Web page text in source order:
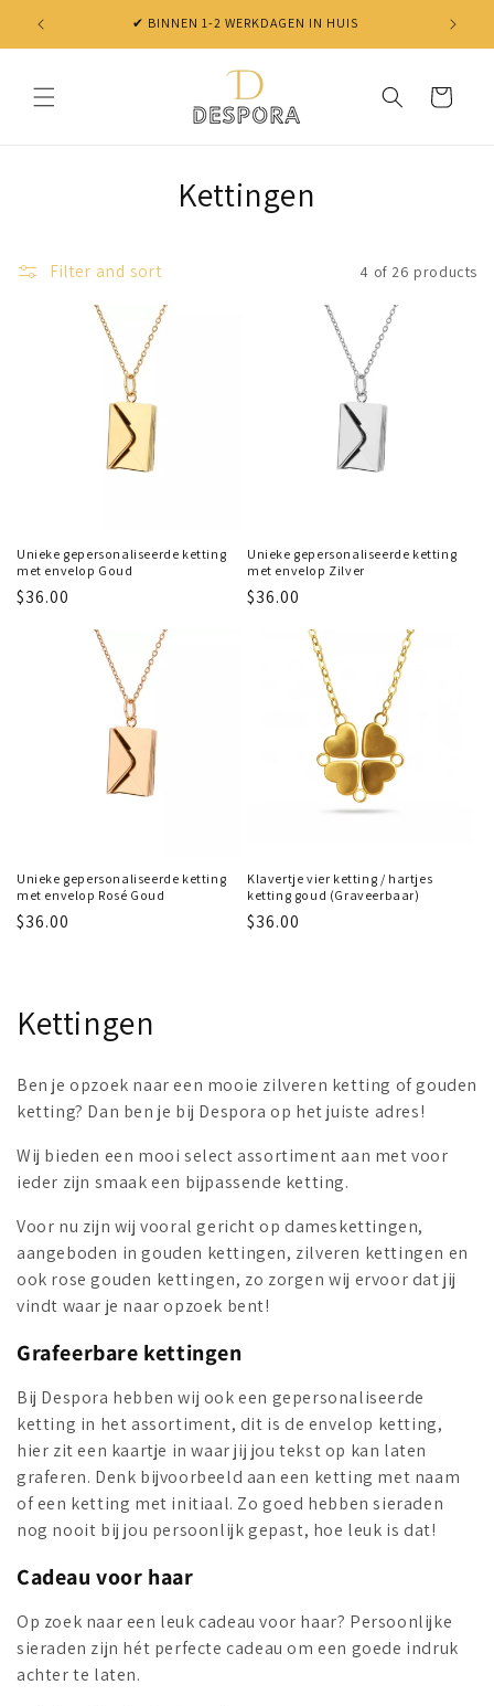
Skip to
content
✔ BINNEN 1-2 WERKDAGEN IN HUIS
Cart
Kettingen
Filter and sort 4 of 26 products
Unieke gepersonaliseerde ketting
met envelop Goud
Regular
$36.00
Unieke gepersonaliseerde ketting
met envelop Zilver
Regular
$36.00
Unieke gepersonaliseerde ketting
met envelop Rosé Goud
Regular
$36.00
Klavertje vier ketting / hartjes
ketting goud (Graveerbaar)
Regular
$36.00
C
l
l
e
c
t
i
o
n
:
Kettingen
Ben je opzoek naar een mooie zilveren ketting of gouden
ketting? Dan ben je bij Despora op het juiste adres!
Wij bieden een mooi select assortiment aan met voor
ieder zijn smaak een bijpassende ketting.
Voor nu zijn wij vooral gericht op dameskettingen,
aangeboden in gouden kettingen, zilveren kettingen en
ook rose gouden kettingen, zo zorgen wij ervoor dat jij
vindt waar je naar opzoek bent!
Grafeerbare kettingen
Bij Despora hebben wij ook een gepersonaliseerde
ketting in het assortiment, dit is de envelop ketting,
hier zit een kaartje in waar jij jou tekst op kan laten
graferen. Denk bijvoorbeeld aan een ketting met naam
of een ketting met initiaal. Zo goed hebben sieraden
nog nooit bij jou persoonlijk gepast, hoe leuk is dat!
Cadeau voor haar
Op zoek naar een leuk cadeau voor haar? Persoonlijke
sieraden zijn hét perfecte cadeau om een goede indruk
achter te laten.